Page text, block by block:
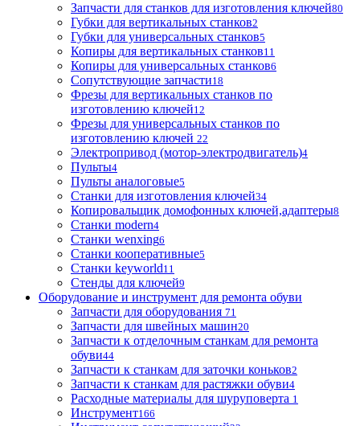
Запчасти для станков для изготовления ключей80
Губки для вертикальных станков2
Губки для универсальных станков5
Копиры для вертикальных станков11
Копиры для универсальных станков6
Сопутствующие запчасти18
Фрезы для вертикальных станков по
изготовлению ключей12
Фрезы для универсальных станков по
изготовлению ключей 22
Электропривод (мотор-электродвигатель)4
Пульты4
Пульты аналоговые5
Станки для изготовления ключей34
Копировальщик домофонных ключей,адаптеры8
Станки modern4
Станки wenxing6
Станки кооперативные5
Станки keyworld11
Стенды для ключей9
Оборудование и инструмент для ремонта обуви
Запчасти для оборудования 71
Запчасти для швейных машин20
Запчасти к отделочным станкам для ремонта
обуви44
Запчасти к станкам для заточки коньков2
Запчасти к станкам для растяжки обуви4
Расходные материалы для шуруповерта 1
Инструмент166